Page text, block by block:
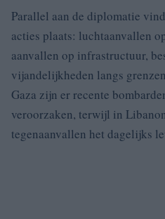
Parallel aan de diplomatie
acties plaats: luchtaanvallen
aanvallen op infrastructuur,
vijandelijkheden langs
Gaza zijn er recente
veroorzaken, terwijl in
tegenaanvallen het dagelijks